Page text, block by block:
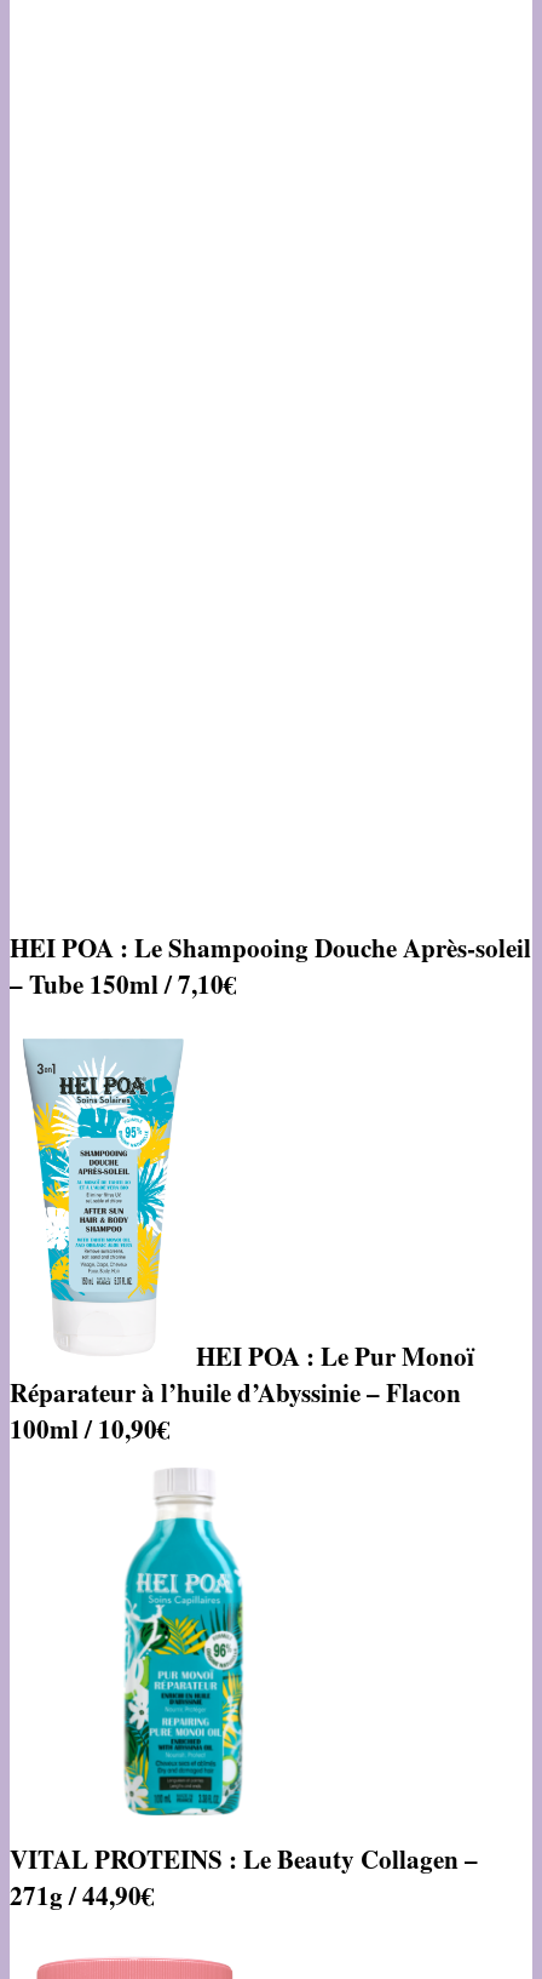
HEI POA : Le Shampooing Douche Après-soleil
– Tube 150ml / 7,10€
HEI POA : Le Pur Monoï
Réparateur à l’huile d’Abyssinie – Flacon
100ml / 10,90€
VITAL PROTEINS : Le Beauty Collagen –
271g / 44,90€